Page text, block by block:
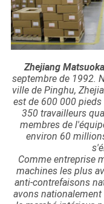
Zhejiang
septembre de 1992.
ville de Pinghu,
est de 600 000
350 travailleurs
membres de
environ 60
Comme entreprise
machines les plus
anti-contrefaisons
avons